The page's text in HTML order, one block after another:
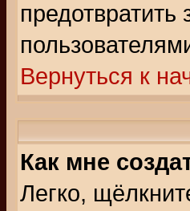
Вернуться к
Как мне
Легко,